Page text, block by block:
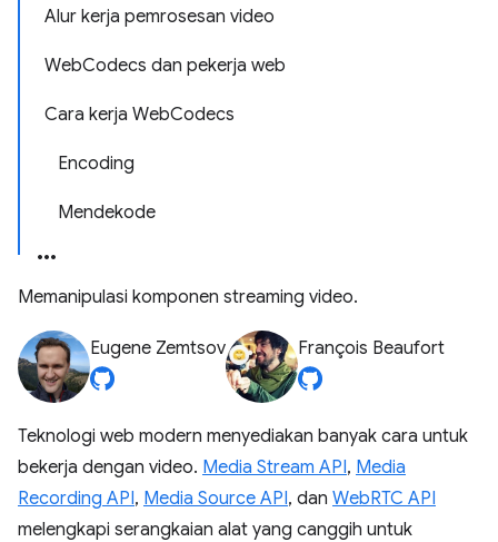
Alur kerja pemrosesan video
WebCodecs dan pekerja web
Cara kerja WebCodecs
Encoding
Mendekode
Memanipulasi komponen streaming video.
Eugene Zemtsov François Beaufort
Teknologi web modern menyediakan banyak cara untuk
bekerja dengan video. Media Stream API, Media
Recording API, Media Source API, dan WebRTC API
melengkapi serangkaian alat yang canggih untuk